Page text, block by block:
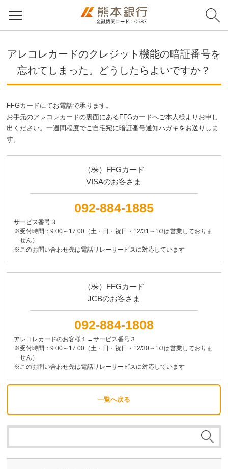
アレコレカードのクレジット機能の暗証番号を
忘れてしまった。どうしたらよいですか？
FFGカードにてお電話で承ります。
お手元のアレコレカードの裏面にあるFFGカードへご本人様よりお申し
出ください。一週間程度でご自宅宛に暗証番号通知ハガキをお送りしま
す。
（株）FFGカード
VISAのお客さま
092-884-1885
サービス番号３
※受付時間：9:00～17:00（土・日・祝日・12/31～1/3は営業しておりま
せん）
※このお問い合わせ先は電話リレーサービスに対応しています
（株）FFGカード
JCBのお客さま
092-884-1808
アレコレカードのお客様１→サービス番号３
※受付時間：9:00～17:00（土・日・祝日・12/30～1/3は営業しておりま
せん）
※このお問い合わせ先は電話リレーサービスに対応しています
一覧へ戻る